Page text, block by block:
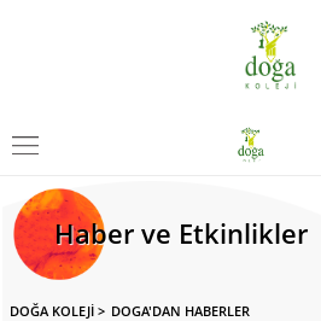
Haber ve Etkinlikler
DOĞA KOLEJİ > DOGA'DAN HABERLER